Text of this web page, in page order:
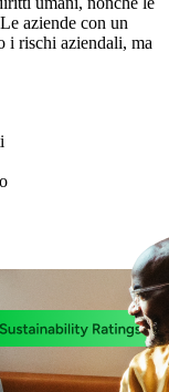
aziende con un
i rischi aziendali, ma